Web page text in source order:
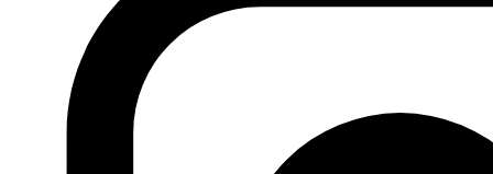
Si necesita una traducción de este artículo, puede
solicitarla en el siguiente correo electrónico: